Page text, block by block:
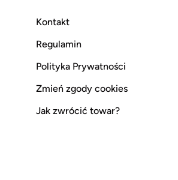
Kontakt
Regulamin
Polityka Prywatności
Zmień zgody cookies
Jak zwrócić towar?